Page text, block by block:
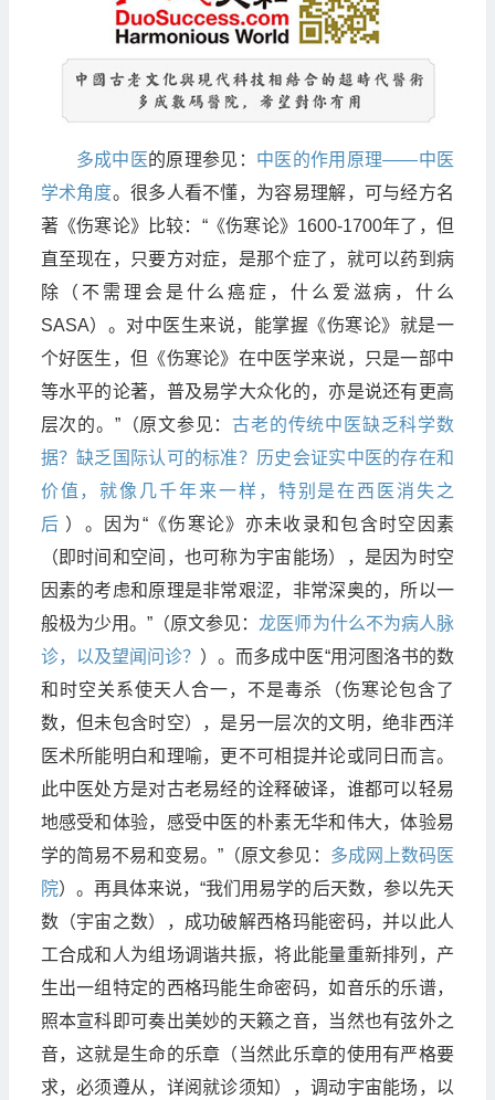
多成中医的原理参见： 中医的作用原理――中医
学术角度。很多人看不懂，为容易理解，可与经方名
著《伤寒论》比较：“《伤寒论》1600-1700年了，但
直至现在，只要方对症，是那个症了，就可以药到病
除（不需理会是什么癌症，什么爱滋病，什么
SASA）。对中医生来说，能掌握《伤寒论》就是一
个好医生，但《伤寒论》在中医学来说，只是一部中
等水平的论著，普及易学大众化的，亦是说还有更高
层次的。”（原文参见：古老的传统中医缺乏科学数
据？缺乏国际认可的标准？历史会证实中医的存在和
价值，就像几千年来一样，特别是在西医消失之
后 ）。因为“《伤寒论》亦未收录和包含时空因素
（即时间和空间，也可称为宇宙能场），是因为时空
因素的考虑和原理是非常艰涩，非常深奥的，所以一
般极为少用。”（原文参见：龙医师为什么不为病人脉
诊，以及望闻问诊？ ）。而多成中医“用河图洛书的数
和时空关系使天人合一，不是毒杀（伤寒论包含了
数，但未包含时空），是另一层次的文明，绝非西洋
医术所能明白和理喻，更不可相提并论或同日而言。
此中医处方是对古老易经的诠释破译，谁都可以轻易
地感受和体验，感受中医的朴素无华和伟大，体验易
学的简易不易和变易。”（原文参见： 多成网上数码医
院）。再具体来说，“我们用易学的后天数，参以先天
数（宇宙之数），成功破解西格玛能密码，并以此人
工合成和人为组场调谐共振，将此能量重新排列，产
生出一组特定的西格玛能生命密码，如音乐的乐谱，
照本宣科即可奏出美妙的天籁之音，当然也有弦外之
音，这就是生命的乐章（当然此乐章的使用有严格要
求，必须遵从，详阅就诊须知），调动宇宙能场，以